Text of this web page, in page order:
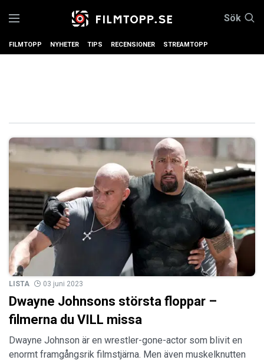
Sök
FILMTOPP NYHETER TIPS RECENSIONER STREAMTOPP
LISTA 03 juni 2023
Dwayne Johnsons största floppar –
filmerna du VILL missa
Dwayne Johnson är en wrestler-gone-actor som blivit en
enormt framgångsrik filmstjärna. Men även muskelknutten